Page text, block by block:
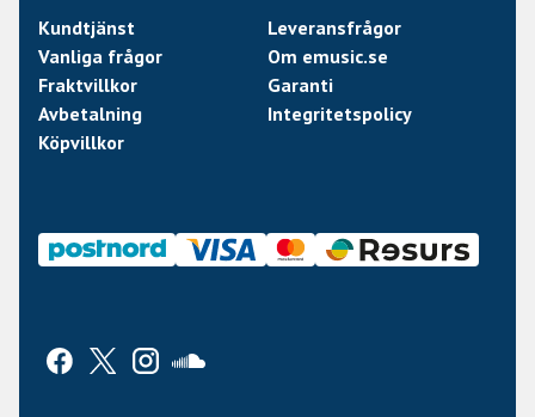
Kundtjänst
Leveransfrågor
Vanliga frågor
Om emusic.se
Fraktvillkor
Garanti
Avbetalning
Integritetspolicy
Köpvillkor